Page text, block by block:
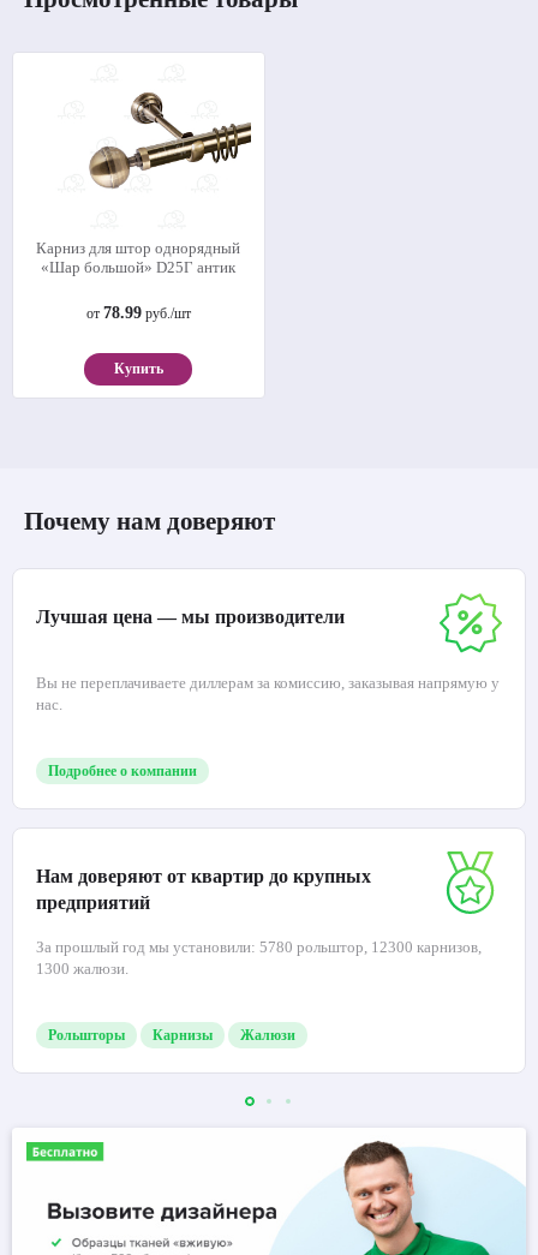
Карниз для штор однорядный
«Шар большой» D25Г антик
от 78.99руб./шт
Купить
Почему нам доверяют
Лучшая цена — мы производители
Вы не переплачиваете диллерам за комиссию, заказывая напрямую у
нас.
Подробнее о компании
Нам доверяют от квартир до крупных
предприятий
За прошлый год мы установили: 5780 рольштор, 12300 карнизов,
1300 жалюзи.
Рольшторы Карнизы Жалюзи